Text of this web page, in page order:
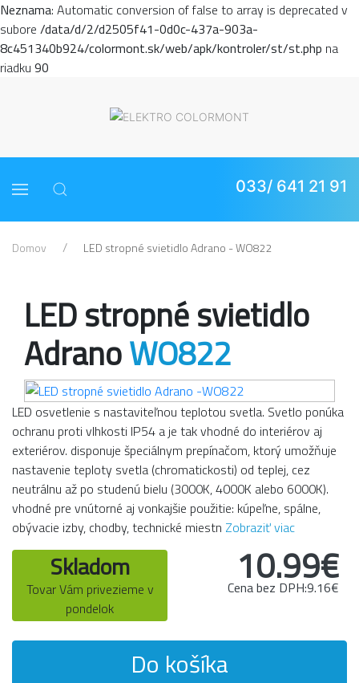
Neznama: Automatic conversion of false to array is deprecated v
subore /data/d/2/d2505f41-0d0c-437a-903a-
8c451340b924/colormont.sk/web/apk/kontroler/st/st.php na
riadku 90
033/ 641 21 91
Domov LED stropné svietidlo Adrano - WO822
LED stropné svietidlo
AdranoWO822
LED osvetlenie s nastaviteľnou teplotou svetla. Svetlo ponúka
ochranu proti vlhkosti IP54 a je tak vhodné do interiérov aj
exteriérov. disponuje špeciálnym prepínačom, ktorý umožňuje
nastavenie teploty svetla (chromatickosti) od teplej, cez
neutrálnu až po studenú bielu (3000K, 4000K alebo 6000K).
vhodné pre vnútorné aj vonkajšie použitie: kúpeľne, spálne,
obývacie izby, chodby, technické miestn Zobraziť viac
Skladom
Tovar Vám privezieme v
pondelok
10.99€
Cena bez DPH:9.16€
Do košíka